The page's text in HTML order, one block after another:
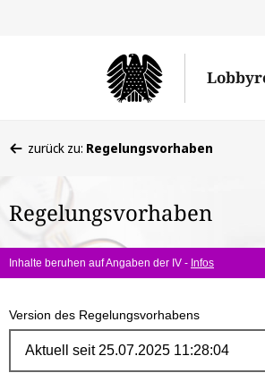
befinden
hier:
zurück zu: Regelungsvorhaben
Regelungsvorhaben
Inhalte beruhen auf Angaben der IV - Infos
Version des Regelungsvorhabens